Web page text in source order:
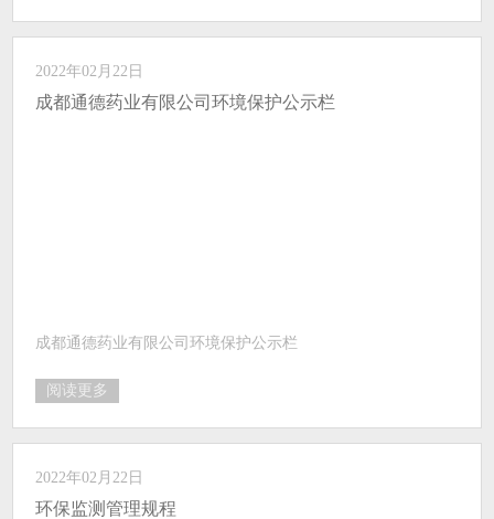
2022年02月22日
成都通德药业有限公司环境保护公示栏
成都通德药业有限公司环境保护公示栏
阅读更多
2022年02月22日
环保监测管理规程